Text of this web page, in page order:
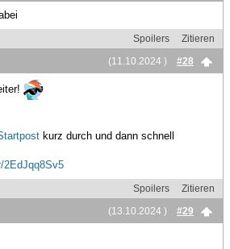
Spoilers
Zitieren
(11.10.2024 )
#28
kurz durch und dann schnell
2EdJqq8Sv5
Spoilers
Zitieren
(13.10.2024 )
#29